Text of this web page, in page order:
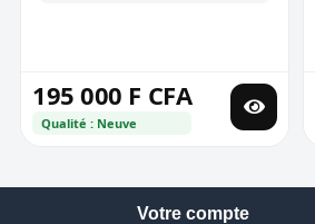
195 000 F CFA
Qualité : Neuve
Votre compte